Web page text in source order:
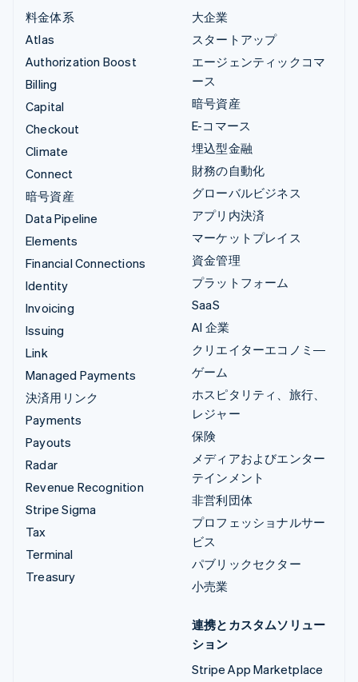
料金体系
Atlas
Authorization Boost
Billing
Capital
Checkout
Climate
Connect
暗号資産
Data Pipeline
Elements
Financial Connections
Identity
Invoicing
Issuing
Link
Managed Payments
決済用リンク
Payments
Payouts
Radar
Revenue Recognition
Stripe Sigma
Tax
Terminal
Treasury
大企業
スタートアップ
エージェンティックコマ
ース
暗号資産
E-コマース
埋込型金融
財務の自動化
グローバルビジネス
アプリ内決済
マーケットプレイス
資金管理
プラットフォーム
SaaS
AI 企業
クリエイターエコノミ―
ゲーム
ホスピタリティ、旅行、
レジャー
保険
メディアおよびエンター
テインメント
非営利団体
プロフェッショナルサー
ビス
パブリックセクター
小売業
連携とカスタムソリュー
ション
Stripe App Marketplace